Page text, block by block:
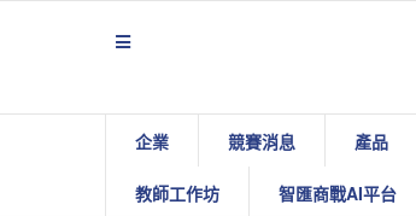
企業 競賽消息 產品
教師工作坊 智匯商戰AI平台